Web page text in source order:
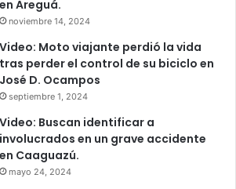
en Areguá.
noviembre 14, 2024
Video: Moto viajante perdió la vida
tras perder el control de su biciclo en
José D. Ocampos
septiembre 1, 2024
Video: Buscan identificar a
involucrados en un grave accidente
en Caaguazú.
mayo 24, 2024